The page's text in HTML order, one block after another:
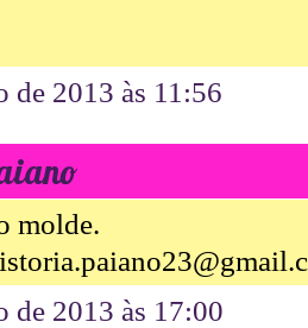
de 2013 às 11:56
molde.
de 2013 às 17:00